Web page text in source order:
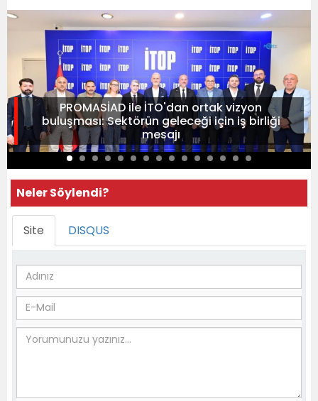
PROMASİAD ile İTO'dan ortak vizyon
buluşması: Sektörün geleceği için iş birliği
mesajı
Neler Söylendi?
Site DISQUS